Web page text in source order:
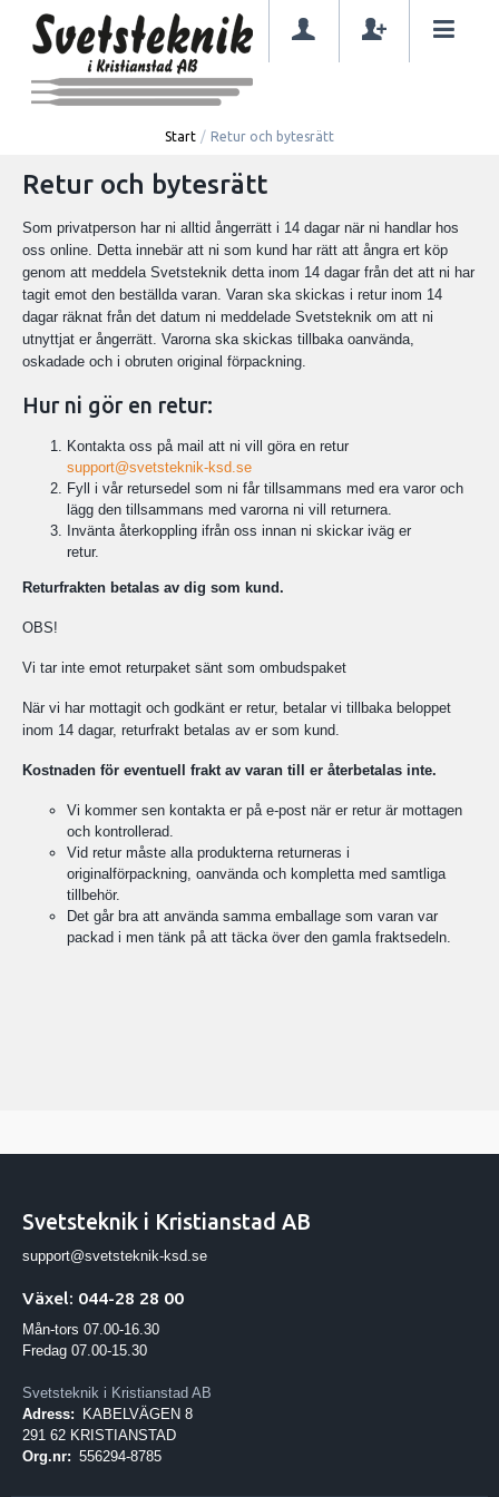
Start / Retur och bytesrätt
Retur och bytesrätt
Som privatperson har ni alltid ångerrätt i 14 dagar när ni handlar hos
oss online. Detta innebär att ni som kund har rätt att ångra ert köp
genom att meddela Svetsteknik detta inom 14 dagar från det att ni har
tagit emot den beställda varan. Varan ska skickas i retur inom 14
dagar räknat från det datum ni meddelade Svetsteknik om att ni
utnyttjat er ångerrätt. Varorna ska skickas tillbaka oanvända,
oskadade och i obruten original förpackning.
Hur ni gör en retur:
Kontakta oss på mail att ni vill göra en retur
support@svetsteknik-ksd.se
Fyll i vår retursedel som ni får tillsammans med era varor och
lägg den tillsammans med varorna ni vill returnera.
Invänta återkoppling ifrån oss innan ni skickar iväg er
retur.
Returfrakten betalas av dig som kund.
OBS!
Vi tar inte emot returpaket sänt som ombudspaket
När vi har mottagit och godkänt er retur, betalar vi tillbaka beloppet
inom 14 dagar, returfrakt betalas av er som kund.
Kostnaden för eventuell frakt av varan till er återbetalas inte.
Vi kommer sen kontakta er på e-post när er retur är mottagen
och kontrollerad.
Vid retur måste alla produkterna returneras i
originalförpackning, oanvända och kompletta med samtliga
tillbehör.
Det går bra att använda samma emballage som varan var
packad i men tänk på att täcka över den gamla fraktsedeln.
Svetsteknik i Kristianstad AB
support@svetsteknik-ksd.se
Växel: 044-28 28 00
Mån-tors 07.00-16.30
Fredag 07.00-15.30
Svetsteknik i Kristianstad AB
Adress:
KABELVÄGEN 8
291 62 KRISTIANSTAD
Org.nr: 556294-8785